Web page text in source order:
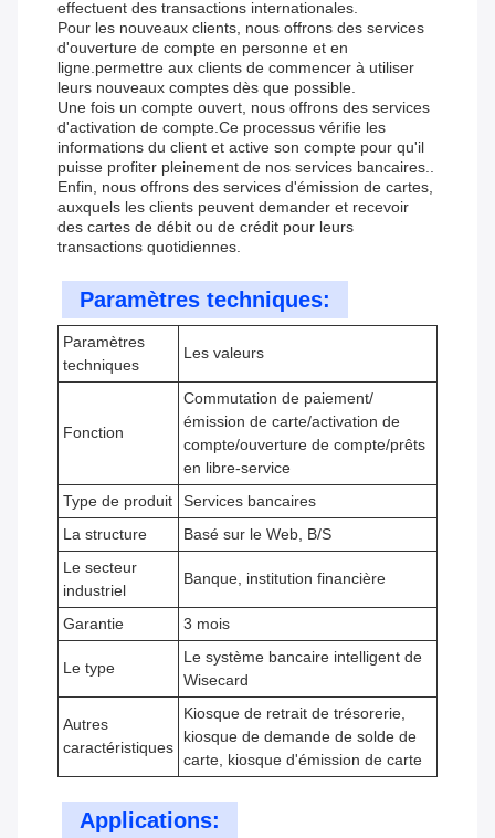
effectuent des transactions internationales.
Pour les nouveaux clients, nous offrons des services
d'ouverture de compte en personne et en
ligne.permettre aux clients de commencer à utiliser
leurs nouveaux comptes dès que possible.
Une fois un compte ouvert, nous offrons des services
d'activation de compte.Ce processus vérifie les
informations du client et active son compte pour qu'il
puisse profiter pleinement de nos services bancaires..
Enfin, nous offrons des services d'émission de cartes,
auxquels les clients peuvent demander et recevoir
des cartes de débit ou de crédit pour leurs
transactions quotidiennes.
Paramètres techniques:
Paramètres
techniques
Les valeurs
Fonction
Commutation de paiement/
émission de carte/activation de
compte/ouverture de compte/prêts
en libre-service
Type de produit
Services bancaires
La structure
Basé sur le Web, B/S
Le secteur
industriel
Banque, institution financière
Garantie 3 mois
Le type
Le système bancaire intelligent de
Wisecard
Autres
caractéristiques
Kiosque de retrait de trésorerie,
kiosque de demande de solde de
carte, kiosque d'émission de carte
Applications: